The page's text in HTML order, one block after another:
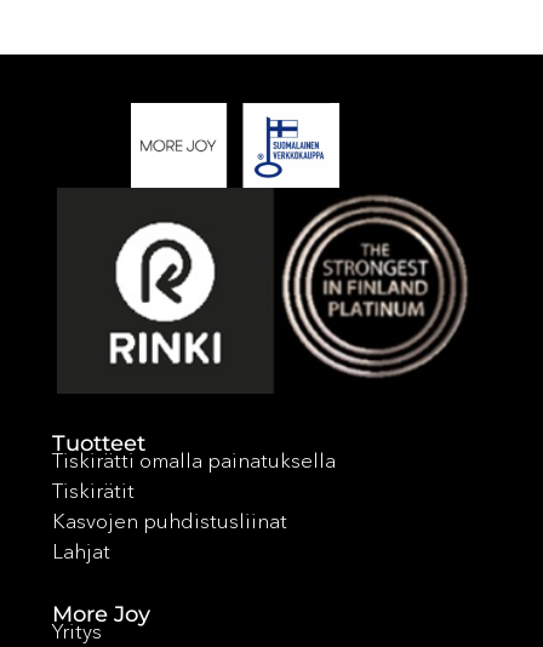
Tuotteet
Tiskirätti omalla painatuksella
Tiskirätit
Kasvojen puhdistusliinat
Lahjat
More Joy
Yritys